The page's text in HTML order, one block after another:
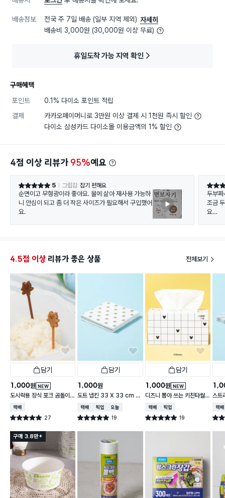
배송정보 전국 주 7일 배송 (일부 지역 제외) 자세히
배송비 3,000원 (30,000원 이상 무료)
휴일도착 가능 지역 확인
구매혜택
포인트
0.1% 다이소 포인트 적립
결제
카카오페이머니로 3만원 이상 결제 시 1천원 즉시 할인
다이소 삼성카드 다이소몰 이용금액의 1% 할인
4점 이상 리뷰가 95%예요
별점 5점 5 그립감 잡기 편해요
순면이고 무형광이라 좋아요. 물에 삶아 재사용 가능하
니 안심이 되고 좀 더 작은 사이즈가 필요해서 구입했어
요.
별점 5
두부짜
조금
요
4.5점 이상 리뷰가 좋은 상품 전체보기
담기
NEW
1,000원
도시락용 장식 포크 곰돌이 1
0개입
택배배송
별점 5.0점 27
건 작성
담기
1,000원
도트 냅킨 33 X 33 cm 1
5매입
택배배송매장픽업오늘배송
별점 5.0점 19
건 작성
담기
NEW
1,000원
디즈니 뽑아 쓰는 키친타월
2겹 150매입 체크
택배배송매장픽업
별점 5.0점 19
건 작성
스트
cm
택배
별점
구매 3.8만+